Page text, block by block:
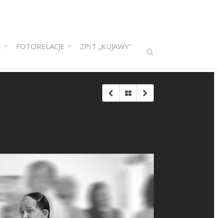
FOTORELACJE ZPIT „KUJAWY”